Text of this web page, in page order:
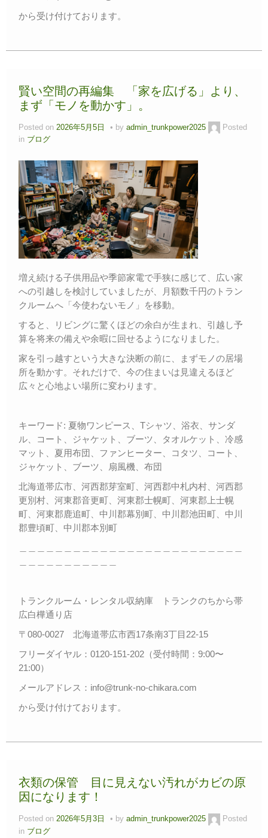
から受け付けております。
賢い空間の再編集 「家を広げる」より、
まず「モノを動かす」。
Posted on 2026年5月5日 by admin_trunkpower2025
Posted
in ブログ
増え続ける子供用品や季節家電で手狭に感じて、広い家
への引越しを検討していましたが、月額数千円のトラン
クルームへ「今使わないモノ」を移動。
すると、リビングに驚くほどの余白が生まれ、引越し予
算を将来の備えや余暇に回せるようになりました。
家を引っ越すという大きな決断の前に、まずモノの居場
所を動かす。それだけで、今の住まいは見違えるほど
広々と心地よい場所に変わります。
キーワード: 夏物ワンピース、Tシャツ、浴衣、サンダ
ル、コート、ジャケット、ブーツ、タオルケット、冷感
マット、夏用布団、ファンヒーター、コタツ、コート、
ジャケット、ブーツ、扇風機、布団
北海道帯広市、河西郡芽室町、河西郡中札内村、河西郡
更別村、河東郡音更町、河東郡士幌町、河東郡上士幌
町、河東郡鹿追町、中川郡幕別町、中川郡池田町、中川
郡豊頃町、中川郡本別町
トランクルーム・レンタル収納庫 トランクのちから帯
広白樺通り店
〒080-0027 北海道帯広市西17条南3丁目22-15
フリーダイヤル：0120-151-202（受付時間：9:00〜
21:00）
メールアドレス：info@trunk-no-chikara.com
から受け付けております。
衣類の保管 目に見えない汚れがカビの原
因になります！
Posted on 2026年5月3日 by admin_trunkpower2025
Posted
in ブログ